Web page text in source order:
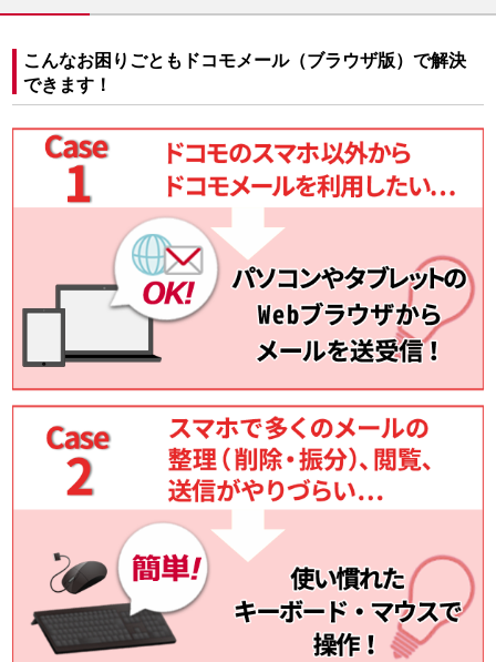
こんなお困りごともドコモメール（ブラウザ版）で解決
できます！